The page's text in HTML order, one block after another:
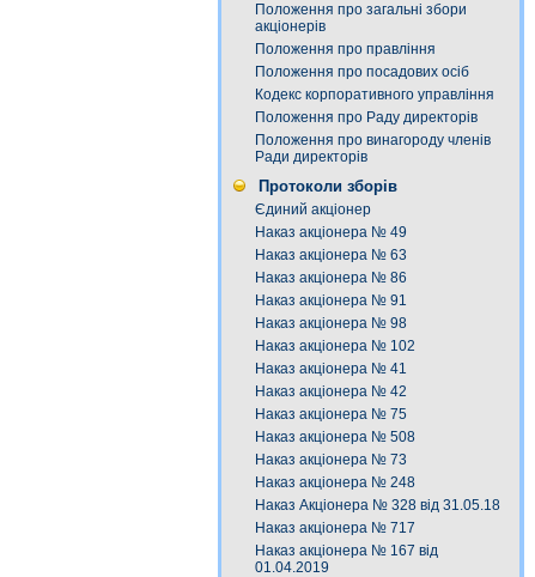
Положення про загальні збори
акціонерів
Положення про правління
Положення про посадових осіб
Кодекс корпоративного управління
Положення про Раду директорів
Положення про винагороду членів
Ради директорів
Протоколи зборів
Єдиний акціонер
Наказ акціонера № 49
Наказ акціонера № 63
Наказ акціонера № 86
Наказ акціонера № 91
Наказ акціонера № 98
Наказ акціонера № 102
Наказ акціонера № 41
Наказ акціонера № 42
Наказ акціонера № 75
Наказ акціонера № 508
Наказ акціонера № 73
Наказ акціонера № 248
Наказ Акціонера № 328 від 31.05.18
Наказ акціонера № 717
Наказ акціонера № 167 від
01.04.2019